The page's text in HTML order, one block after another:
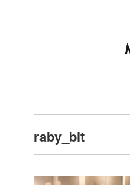
raby_bit